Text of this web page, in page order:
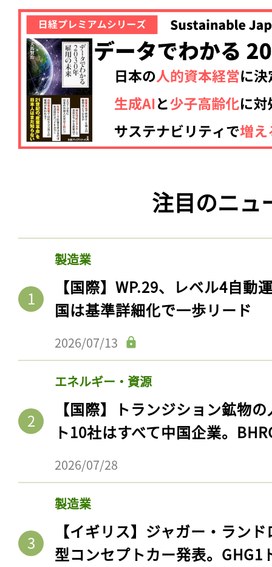
注目のニュ
製造業
【国際】WP.29、レベル4自動
国は基準詳細化で一歩リード
2026/07/13
エネルギー・資源
【国際】トランジション鉱物
ト10社はすべて中国企業。
2026/07/28
製造業
【イギリス】ジャガー・ラン
型コンセプトカー発表。GHG1